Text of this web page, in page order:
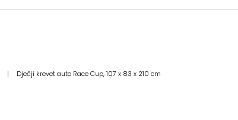
| Dječji krevet auto Race Cup, 107 x 83 x 210 cm